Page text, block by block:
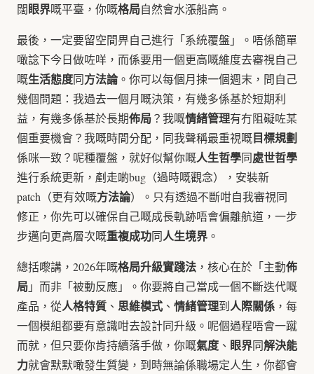
闊眼界嘅平臺，你嘅格局自然會水漲船高。
最後，一定要留空間畀自己進行「系統覆盤」。唔係簡單
噉諗下今日做咗咩，而係要用一個更高嘅維度去審視自己
嘅生活態度同方法論。你可以每個月揀一個週末，問自己
幾個問題：我過去一個月嘅決策，有幾多係基於短期利
益，有幾多係基於長期佈局？我嘅情緒管理有冇阻礙咗某
個重要機會？我嘅時間分配，同我聲稱最重視嘅目標規劃
係咪一致？呢種覆盤，就好似幫你嘅人生哲學同處世哲學
進行系統更新，剷走啲bug（過時嘅觀念），安裝新
patch（更有效嘅方法論）。只有透過不斷咁自我審視同
修正，你先可以確保自己嘅成長軌跡唔會偏離航道，一步
步邁向更高層次嘅重複成功同人生境界 。
總括嚟講，2026年嘅格局升級實踐法 ，核心在於「主動佈
局」而非「被動反應」。你要將自己當成一個不斷迭代嘅
產品，從人格特質 、 思維模式 、 情緒管理到人際關係 ，每
一個模組都要有意識咁去設計同升級。呢個過程唔會一蹴
而就，但只要你肯持續落手做，你嘅氣度 、 眼界同解決能
力就會默默噉發生質變，到時無論係職場定人生，你都會